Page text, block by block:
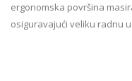
ergonomska površina
osiguravajući veliku radnu